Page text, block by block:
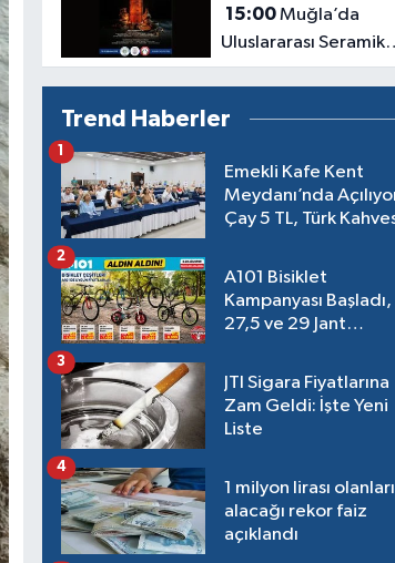
15:00Muğla’da
Uluslararası Seramik
Buluşması
Trend Haberler
Emekli Kafe Kent
Meydanı’nda
Çay 5 TL, Türk
1
A101 Bisiklet
Kampanyası Başladı,
27,5 ve 29 Jant
2
JTI Sigara Fiyatlarına
Zam Geldi: İşte Yeni
Liste
3
1 milyon lirası
alacağı rekor faiz
açıklandı
4